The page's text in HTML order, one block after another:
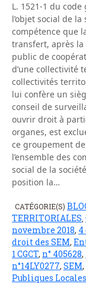
L. 1521-1 du
l’objet social de
compétence que
transfert, après la
public de
d’une collectivité
collectivités
lui confère un
conseil de
ouvrir droit à
organes, est
ce groupement
l’ensemble des
social de la
position la…
CATÉGORIE(S)
TERRITORIALES,
novembre 2018, 4
droit des SEM,
1 CGCT, n° 405628,
n°14LY0277, SEM,
Publiques Locales